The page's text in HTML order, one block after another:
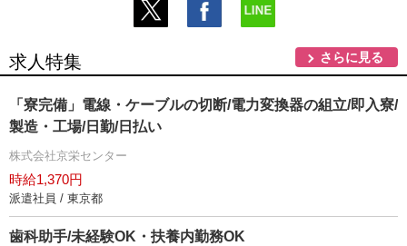
求人特集 さらに見る
「寮完備」電線・ケーブルの切断/電力変換器の組立/即入寮/
製造・工場/日勤/日払い
株式会社京栄センター
時給1,370円
派遣社員 / 東京都
歯科助手/未経験OK・扶養内勤務OK